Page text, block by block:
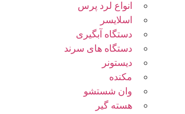
انواع لرد پرس
اسلایسر
دستگاه آبگیری
دستگاه های سرند
دیستونر
مکنده
وان شستشو
هسته گیر